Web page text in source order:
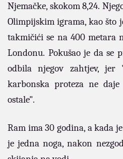
Njemačke, skokom 8,24.
Olimpijskim igrama, kao što
takmičići se na 400 metara
Londonu. Pokušao je da se
odbila njegov zahtjev, jer
karbonska proteza ne
ostale".
Ram ima 30 godina, a kada
je jedna noga, nakon